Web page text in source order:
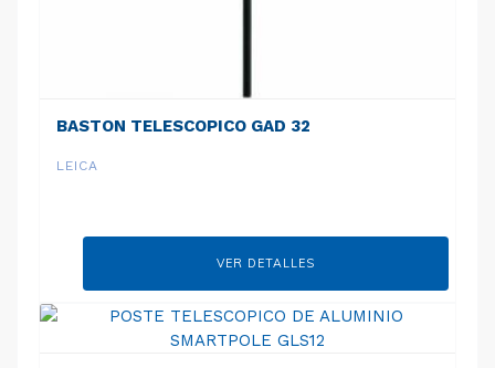
BASTON TELESCOPICO GAD 32
LEICA
VER DETALLES